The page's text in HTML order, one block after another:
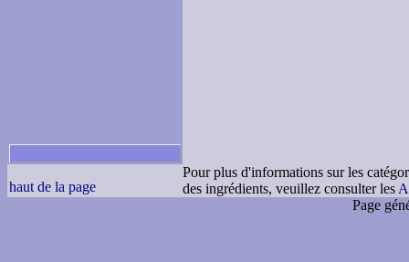
haut de la page
Pour plus d'informations sur les
des ingrédients, veuillez consulter les
Page